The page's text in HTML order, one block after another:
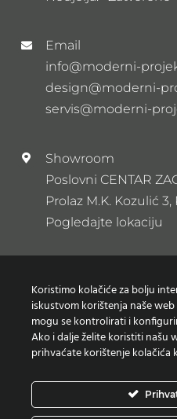
+385 51 417 555
Pon – Pet: 9:00 –
Subota: 9:00 – 13:00
Email
info@moderni-
design@moderni-
Showroom
Poslovni CENTAR
Prolaz M.K. Kozulić 3,
Pogledajte lokaciju
Koristimo kolačiće za bolju
iskustvom korištenja naše
mogu se kontrolirati i
Ako i dalje želite koristiti našu
prihvaćate korištenje kolačića